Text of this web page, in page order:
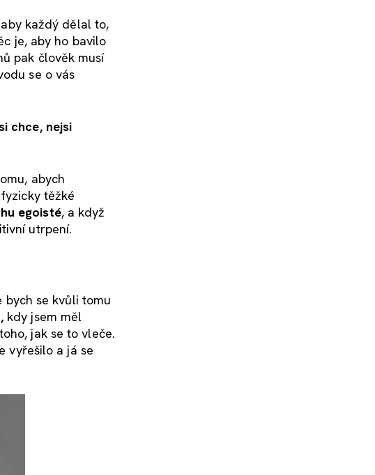
každý dělal to,
je, aby ho bavilo
pak člověk musí
se o vás
chce, nejsi
abych
těžké
egoisté, a když
utrpení.
bych se kvůli tomu
kdy jsem měl
jak se to vleče.
vyřešilo a já se